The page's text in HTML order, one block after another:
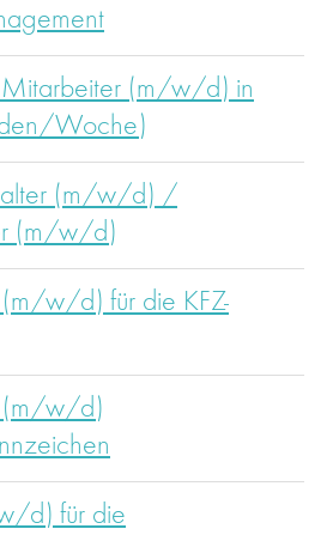
Mitarbeiter (m/w/d) in
Woche)
(m/w/d) /
(m/w/d)
(m/w/d) für die KFZ-
(m/w/d)
d) für die